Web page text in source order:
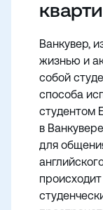
Ванкувер,
жизнью и
собой
способа
студентом
в
для